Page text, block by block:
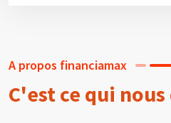
A propos financiamax
C'est ce qui